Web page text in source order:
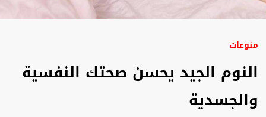
منوعات
النوم الجيد يحسن صحتك النفسية
والجسدية